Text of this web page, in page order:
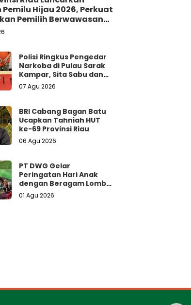
Pemilu Hijau 2026, Perkuat
Pemilih Berwawasan
Polisi Ringkus Pengedar
Narkoba di Pulau Sarak
Kampar, Sita Sabu dan
Ekstasi
07 Agu 2026
BRI Cabang Bagan Batu
Ucapkan Tahniah HUT
ke-69 Provinsi Riau
06 Agu 2026
PT DWG Gelar
Peringatan Hari Anak
dengan Beragam Lomba
dan Doorprize Menarik
01 Agu 2026